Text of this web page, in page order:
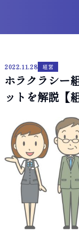
2022.11.28 経営
ホラクラシー
ットを解説【